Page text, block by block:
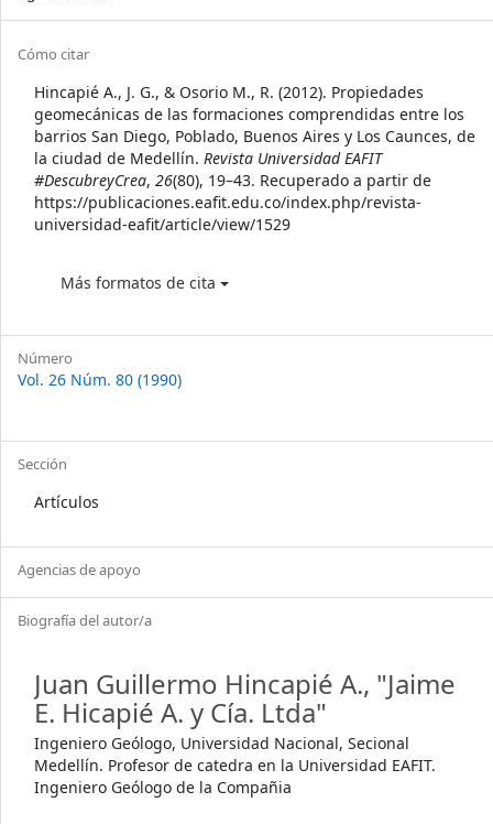
Article
Details
Cómo citar
Hincapié A., J. G., & Osorio M., R. (2012). Propiedades
geomecánicas de las formaciones comprendidas entre los
barrios San Diego, Poblado, Buenos Aires y Los Caunces, de
la ciudad de Medellín. Revista Universidad EAFIT
#DescubreyCrea, 26(80), 19–43. Recuperado a partir de
https://publicaciones.eafit.edu.co/index.php/revista-
universidad-eafit/article/view/1529
Más formatos de cita
Número
Vol. 26 Núm. 80 (1990)
Sección
Artículos
Agencias de apoyo
Biografía del autor/a
Juan Guillermo Hincapié A., "Jaime
E. Hicapié A. y Cía. Ltda"
Ingeniero Geólogo, Universidad Nacional, Secional
Medellín. Profesor de catedra en la Universidad EAFIT.
Ingeniero Geólogo de la Compañia